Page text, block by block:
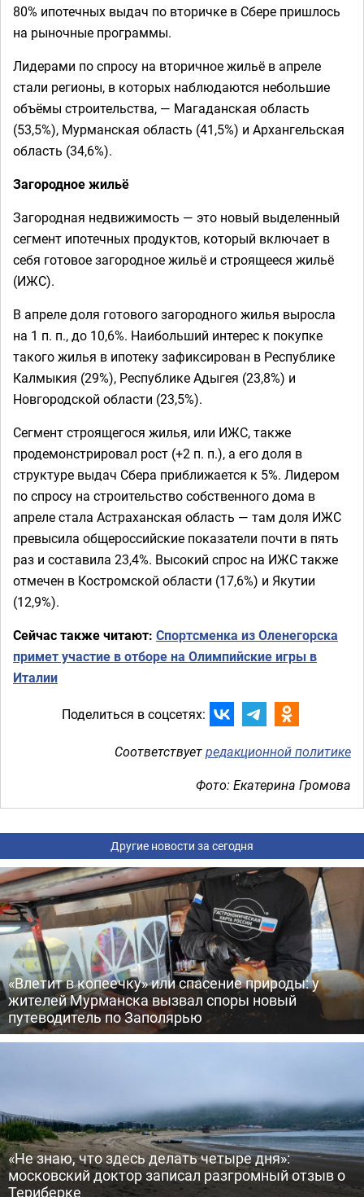
80% ипотечных выдач по вторичке в Сбере пришлось
на рыночные программы.
Лидерами по спросу на вторичное жильё в апреле
стали регионы, в которых наблюдаются небольшие
объёмы строительства, — Магаданская область
(53,5%), Мурманская область (41,5%) и Архангельская
область (34,6%).
Загородное жильё
Загородная недвижимость — это новый выделенный
сегмент ипотечных продуктов, который включает в
себя готовое загородное жильё и строящееся жильё
(ИЖС).
В апреле доля готового загородного жилья выросла
на 1 п. п., до 10,6%. Наибольший интерес к покупке
такого жилья в ипотеку зафиксирован в Республике
Калмыкия (29%), Республике Адыгея (23,8%) и
Новгородской области (23,5%).
Сегмент строящегося жилья, или ИЖС, также
продемонстрировал рост (+2 п. п.), а его доля в
структуре выдач Сбера приближается к 5%. Лидером
по спросу на строительство собственного дома в
апреле стала Астраханская область — там доля ИЖС
превысила общероссийские показатели почти в пять
раз и составила 23,4%. Высокий спрос на ИЖС также
отмечен в Костромской области (17,6%) и Якутии
(12,9%).
Сейчас также читают: Спортсменка из Оленегорска
примет участие в отборе на Олимпийские игры в
Италии
Поделиться в соцсетях:
Соответствуетредакционной политике
Фото: Екатерина Громова
Другие новости за сегодня
«Влетит в копеечку» или спасение природы: у
жителей Мурманска вызвал споры новый
путеводитель по Заполярью
«Не знаю, что здесь делать четыре дня»:
московский доктор записал разгромный отзыв о
Териберке